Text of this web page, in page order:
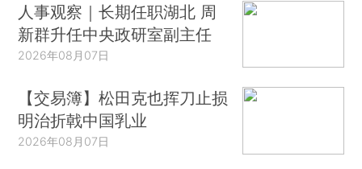
人事观察｜长期任职湖北 周
新群升任中央政研室副主任
2026年08月07日
【交易簿】松田克也挥刀止损
明治折戟中国乳业
2026年08月07日